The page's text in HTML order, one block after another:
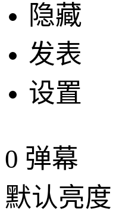
隐藏
发表
设置
0 弹幕
默认亮度